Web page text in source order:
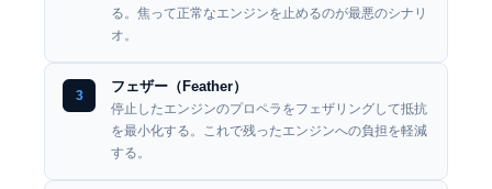
る。焦って正常なエンジンを止めるのが最悪のシナリ
オ。
3
フェザー（Feather）
停止したエンジンのプロペラをフェザリングして抵抗
を最小化する。これで残ったエンジンへの負担を軽減
する。